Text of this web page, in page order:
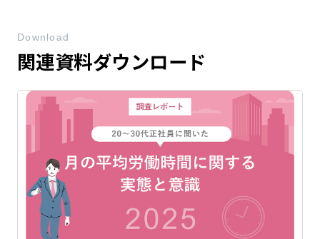
関連資料ダウンロード
Download